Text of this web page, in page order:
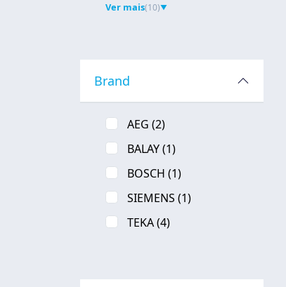
Ver mais(10)▼
Brand
AEG (2)
BALAY(1)
BOSCH (1)
SIEMENS (1)
TEKA(4)